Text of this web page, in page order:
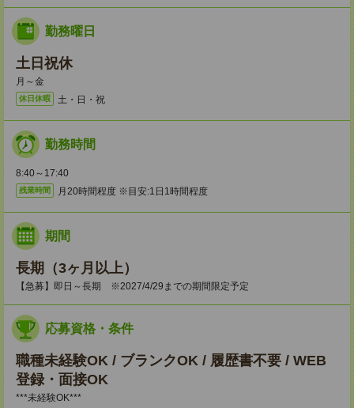
勤務曜日
土日祝休
月～金
休日休暇 土・日・祝
勤務時間
8:40～17:40
残業時間 月20時間程度 ※目安:1日1時間程度
期間
長期（3ヶ月以上）
【急募】即日～長期 ※2027/4/29までの期間限定予定
応募資格・条件
職種未経験OK / ブランクOK / 履歴書不要 / WEB
登録・面接OK
***未経験OK***